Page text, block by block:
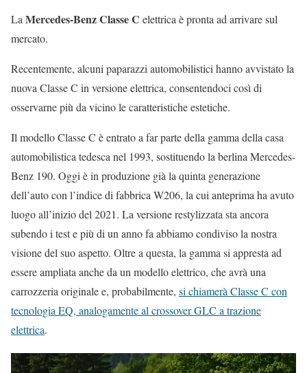
LaMercedes-Benz Classe C elettrica è pronta ad arrivare sul
mercato.
Recentemente, alcuni paparazzi automobilistici hanno avvistato la
nuova Classe C in versione elettrica, consentendoci così di
osservarne più da vicino le caratteristiche estetiche.
Il modello Classe C è entrato a far parte della gamma della casa
automobilistica tedesca nel 1993, sostituendo la berlina Mercedes-
Benz 190. Oggi è in produzione già la quinta generazione
dell’auto con l’indice di fabbrica W206, la cui anteprima ha avuto
luogo all’inizio del 2021. La versione restylizzata sta ancora
subendo i test e più di un anno fa abbiamo condiviso la nostra
visione del suo aspetto. Oltre a questa, la gamma si appresta ad
essere ampliata anche da un modello elettrico, che avrà una
carrozzeria originale e, probabilmente, si chiamerà Classe C con
tecnologia EQ, analogamente al crossover GLC a trazione
elettrica.